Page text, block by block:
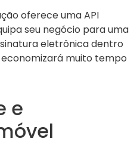
oferece uma API
seu negócio para uma
eletrônica dentro
muito tempo
e